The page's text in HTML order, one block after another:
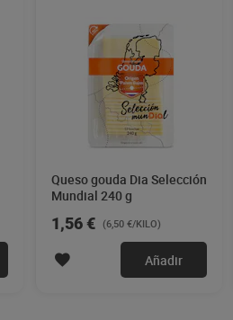
Queso gouda Dia Selección
Mundial 240 g
1,56 € (6,50 €/KILO)
Añadir